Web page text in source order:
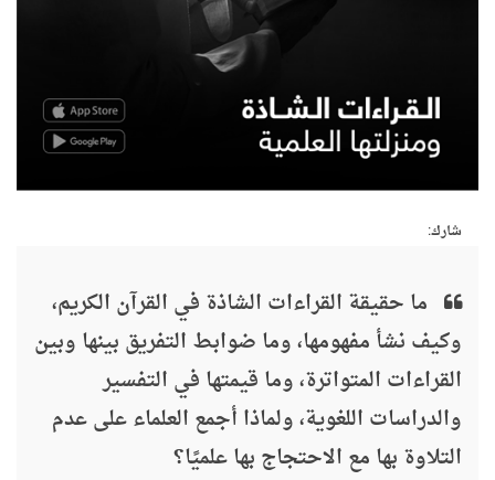
شارك:
ما حقيقة القراءات الشاذة في القرآن الكريم،
وكيف نشأ مفهومها، وما ضوابط التفريق بينها وبين
القراءات المتواترة، وما قيمتها في التفسير
والدراسات اللغوية، ولماذا أجمع العلماء على عدم
التلاوة بها مع الاحتجاج بها علميًا؟